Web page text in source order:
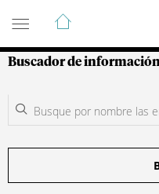
Guía de
Buscador de